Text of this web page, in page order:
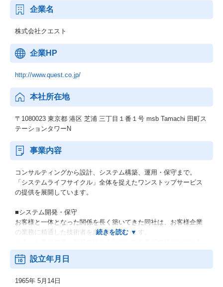
企業名
株式会社クエスト
企業HP
http://www.quest.co.jp/
本社所在地
〒1080023 東京都 港区 芝浦 三丁目１番１号 msb Tamachi 田町ス
テーションタワーN
事業内容
コンサルティングから設計、システム構築、運用・保守まで。
「システムライフサイクル」全体を捉えたワンストップサービス
の提供を展開しています。
■システム開発・保守
お客様と一体となった関係を長く築いてきた同社は、お客様企業
の業務に精通した技術者を多く抱えています。
わせ、お客様が利用しやすいソフトウェアの開発、システムの構
築を行っています。
■インフラサービス
設立年月日
1965年 5月14日